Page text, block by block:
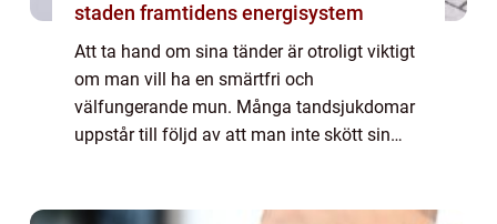
staden framtidens energisystem
Att ta hand om sina tänder är otroligt viktigt
om man vill ha en smärtfri och
välfungerande mun. Många tandsjukdomar
uppstår till följd av att man inte skött sin